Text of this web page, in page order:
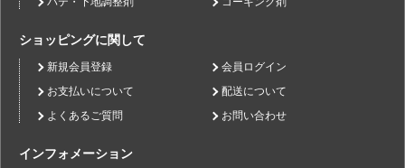
ショッピングに関して
新規会員登録
会員ログイン
お支払いについて
配送について
よくあるご質問
お問い合わせ
インフォメーション